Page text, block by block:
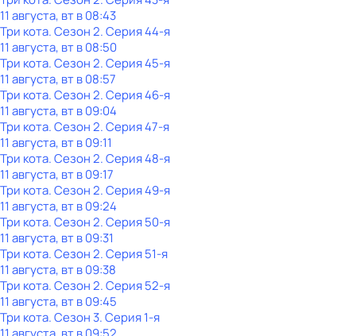
11 августа, вт в 08:43
Три кота. Сезон 2. Серия 44-я
11 августа, вт в 08:50
Три кота. Сезон 2. Серия 45-я
11 августа, вт в 08:57
Три кота. Сезон 2. Серия 46-я
11 августа, вт в 09:04
Три кота. Сезон 2. Серия 47-я
11 августа, вт в 09:11
Три кота. Сезон 2. Серия 48-я
11 августа, вт в 09:17
Три кота. Сезон 2. Серия 49-я
11 августа, вт в 09:24
Три кота. Сезон 2. Серия 50-я
11 августа, вт в 09:31
Три кота. Сезон 2. Серия 51-я
11 августа, вт в 09:38
Три кота. Сезон 2. Серия 52-я
11 августа, вт в 09:45
Три кота. Сезон 3. Серия 1-я